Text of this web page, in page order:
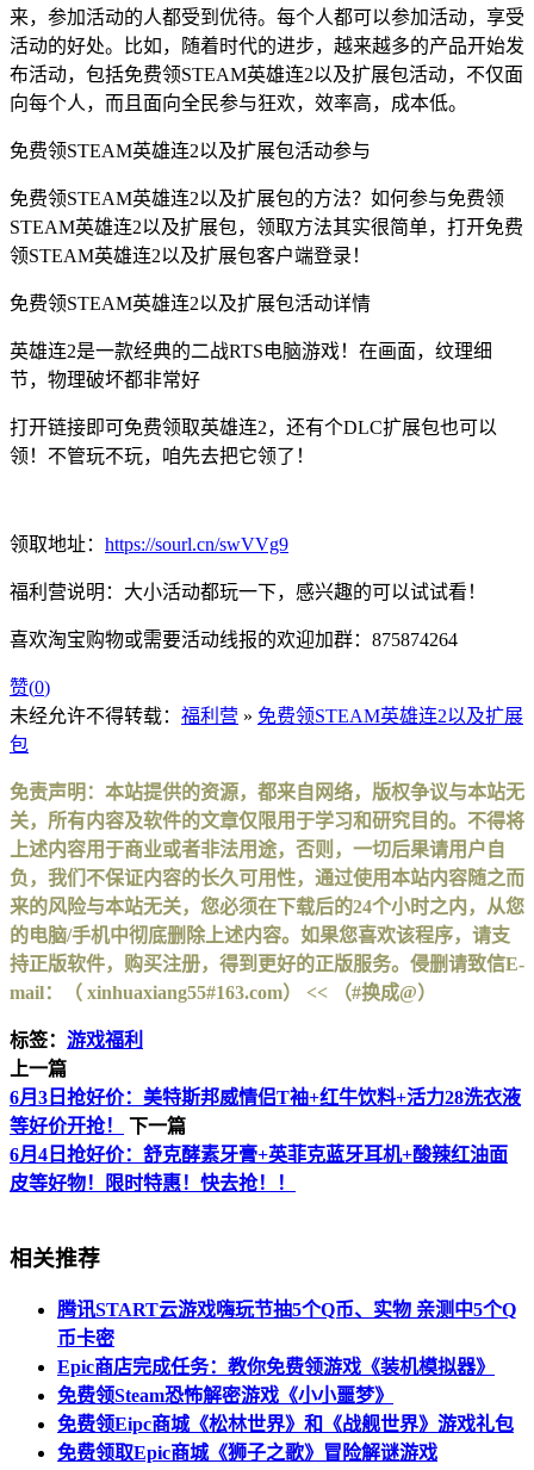
来，参加活动的人都受到优待。每个人都可以参加活动，享受
活动的好处。比如，随着时代的进步，越来越多的产品开始发
布活动，包括免费领STEAM英雄连2以及扩展包活动，不仅面
向每个人，而且面向全民参与狂欢，效率高，成本低。
免费领STEAM英雄连2以及扩展包活动参与
免费领STEAM英雄连2以及扩展包的方法？如何参与免费领
STEAM英雄连2以及扩展包，领取方法其实很简单，打开免费
领STEAM英雄连2以及扩展包客户端登录！
免费领STEAM英雄连2以及扩展包活动详情
英雄连2是一款经典的二战RTS电脑游戏！在画面，纹理细
节，物理破坏都非常好
打开链接即可免费领取英雄连2，还有个DLC扩展包也可以
领！不管玩不玩，咱先去把它领了！
领取地址： https://sourl.cn/swVVg9
福利营说明：大小活动都玩一下，感兴趣的可以试试看！
喜欢淘宝购物或需要活动线报的欢迎加群：875874264
赞(0)
未经允许不得转载： 福利营 » 免费领STEAM英雄连2以及扩展
包
免责声明：本站提供的资源，都来自网络，版权争议与本站无
关，所有内容及软件的文章仅限用于学习和研究目的。不得将
上述内容用于商业或者非法用途，否则，一切后果请用户自
负，我们不保证内容的长久可用性，通过使用本站内容随之而
来的风险与本站无关，您必须在下载后的24个小时之内，从您
的电脑/手机中彻底删除上述内容。如果您喜欢该程序，请支
持正版软件，购买注册，得到更好的正版服务。侵删请致信E-
mail：（ xinhuaxiang55#163.com） << （#换成@）
标签： 游戏福利
上一篇
6月3日抢好价：美特斯邦威情侣T袖+红牛饮料+活力28洗衣液
等好价开抢！
下一篇
6月4日抢好价：舒克酵素牙膏+英菲克蓝牙耳机+酸辣红油面
皮等好物！限时特惠！快去抢！！
相关推荐
腾讯START云游戏嗨玩节抽5个Q币、实物 亲测中5个Q
币卡密
Epic商店完成任务：教你免费领游戏《装机模拟器》
免费领Steam恐怖解密游戏《小小噩梦》
免费领Eipc商城《松林世界》和《战舰世界》游戏礼包
免费领取Epic商城《狮子之歌》冒险解谜游戏